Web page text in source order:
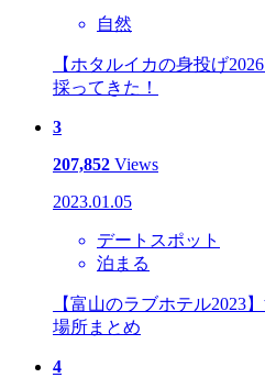
自然
【ホタルイカの身投げ
採ってきた！
3
207,852 Views
2023.01.05
デートスポット
泊まる
【富山のラブホテル2023
場所まとめ
4